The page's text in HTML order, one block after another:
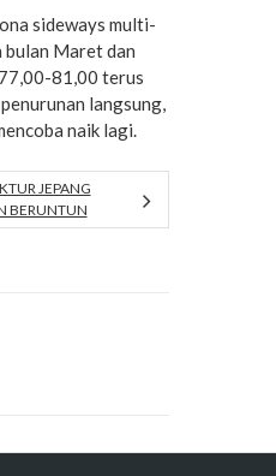
sideways multi-
Maret dan
81,00 terus
langsung,
naik lagi.
JEPANG
BERUNTUN